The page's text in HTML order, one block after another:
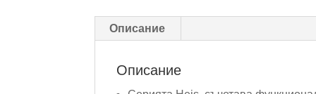
Описание
Описание